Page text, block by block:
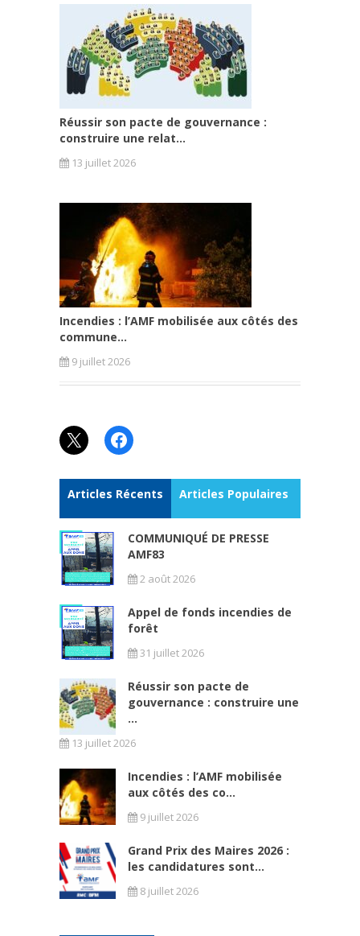
Réussir son pacte de gouvernance :
construire une relat...
13 juillet 2026
Incendies : l’AMF mobilisée aux côtés des
commune...
9 juillet 2026
X Facebook
Articles Récents Articles Populaires
COMMUNIQUÉ DE PRESSE
AMF83
2 août 2026
Appel de fonds incendies de
forêt
31 juillet 2026
Réussir son pacte de
gouvernance : construire une
...
13 juillet 2026
Incendies : l’AMF mobilisée
aux côtés des co...
9 juillet 2026
Grand Prix des Maires 2026 :
les candidatures sont...
8 juillet 2026